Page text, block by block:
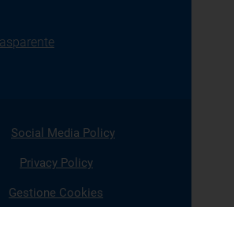
Social Media Policy
Privacy Policy
Gestione Cookies